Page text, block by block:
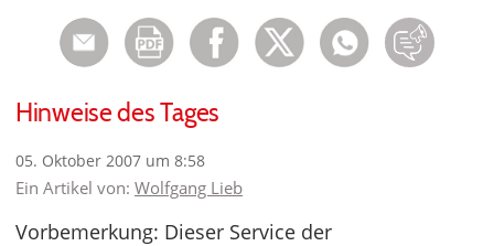
Hinweise des Tages
05. Oktober 2007 um 8:58
Ein Artikel von: Wolfgang Lieb
Vorbemerkung: Dieser Service der